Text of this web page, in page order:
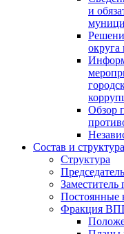
и
округа
Обзор
Состав и структура
Структура
Заместитель
Постоянные
Фракция